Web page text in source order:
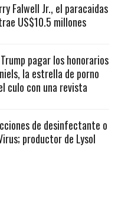
Falwell Jr., el paracaidas
US$10.5 millones
pagar los honorarios
la estrella de porno
culo con una revista
de desinfectante o
productor de Lysol